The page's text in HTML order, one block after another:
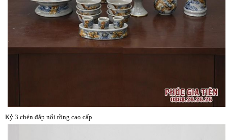
Kỷ 3 chén đắp nổi rồng cao cấp